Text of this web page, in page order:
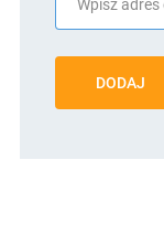
DODAJ